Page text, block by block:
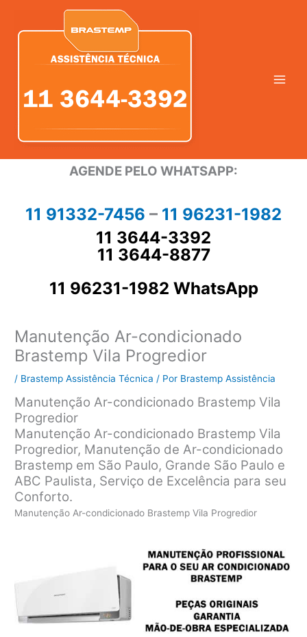
AGENDE PELO WHATSAPP:
11 91332-7456 – 11 96231-1982
11 3644-3392
11 3644-8877
11 96231-1982 WhatsApp
Manutenção Ar-condicionado
Brastemp Vila Progredior
/ Brastemp Assistência Técnica / Por Brastemp Assistência
Manutenção Ar-condicionado Brastemp Vila
Progredior
Manutenção Ar-condicionado Brastemp Vila
Progredior, Manutenção de Ar-condicionado
Brastemp em São Paulo, Grande São Paulo e
ABC Paulista, Serviço de Excelência para seu
Conforto.
Manutenção Ar-condicionado Brastemp Vila Progredior